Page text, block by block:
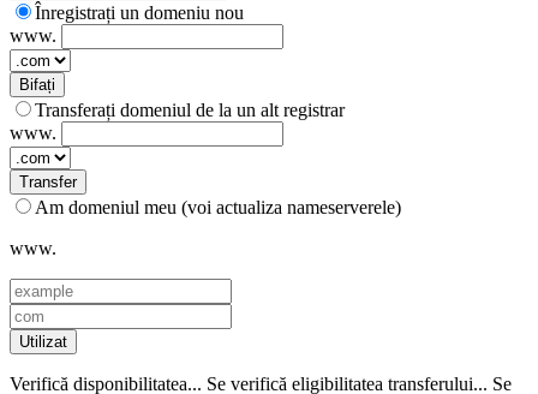
Înregistrați un domeniu nou
www.
Bifați
Transferați domeniul de la un alt registrar
www.
Transfer
Am domeniul meu (voi actualiza nameserverele)
www.
Utilizat
Verifică disponibilitatea... Se verifică eligibilitatea transferului... Se